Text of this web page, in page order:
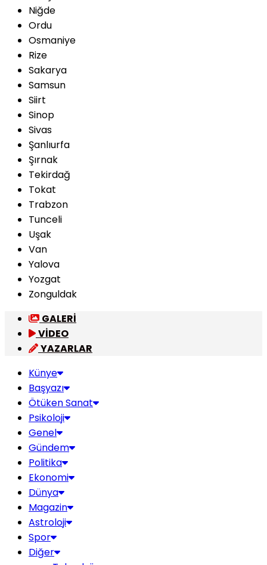
Niğde
Ordu
Osmaniye
Rize
Sakarya
Samsun
Siirt
Sinop
Sivas
Şanlıurfa
Şırnak
Tekirdağ
Tokat
Trabzon
Tunceli
Uşak
Van
Yalova
Yozgat
Zonguldak
GALERİ
VİDEO
YAZARLAR
Künye
Başyazı
Ötüken Sanat
Psikoloji
Genel
Gündem
Politika
Ekonomi
Dünya
Magazin
Astroloji
Spor
Diğer